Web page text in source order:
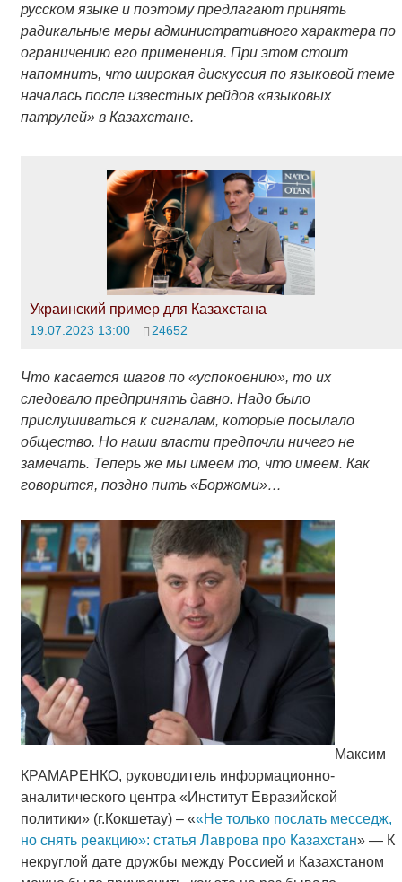
русском языке и поэтому предлагают принять
радикальные меры административного характера по
ограничению его применения. При этом стоит
напомнить, что широкая дискуссия по языковой теме
началась после известных рейдов «языковых
патрулей» в Казахстане.
Украинский пример для Казахстана
19.07.2023 13:00 24652
Что касается шагов по «успокоению», то их
следовало предпринять давно. Надо было
прислушиваться к сигналам, которые посылало
общество. Но наши власти предпочли ничего не
замечать. Теперь же мы имеем то, что имеем. Как
говорится, поздно пить «Боржоми»…
Максим
КРАМАРЕНКО, руководитель информационно-
аналитического центра «Институт Евразийской
политики» (г.Кокшетау) – ««Не только послать месседж,
но снять реакцию»: статья Лаврова про Казахстан» — К
некруглой дате дружбы между Россией и Казахстаном